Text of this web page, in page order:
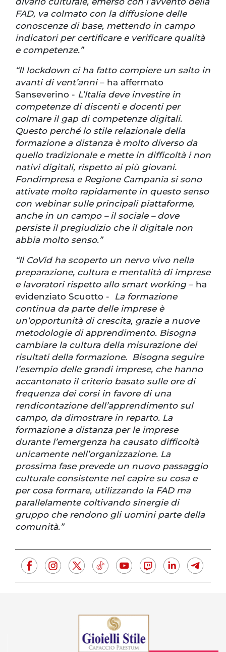
FAD, va colmato con la diffusione delle
conoscenze di base, mettendo in campo
indicatori per certificare e verificare qualità
e competenze.”
“Il lockdown ci ha fatto compiere un salto in
avanti di vent’anni– ha affermato
Sanseverino - L’Italia deve investire in
competenze di discenti e docenti per
colmare il gap di competenze digitali.
Questo perché lo stile relazionale della
formazione a distanza è molto diverso da
quello tradizionale e mette in difficoltà i non
nativi digitali, rispetto ai più giovani.
Fondimpresa e Regione Campania si sono
attivate molto rapidamente in questo senso
con webinar sulle principali piattaforme,
anche in un campo – il sociale – dove
persiste il pregiudizio che il digitale non
abbia molto senso.”
“Il CoVid ha scoperto un nervo vivo nella
preparazione, cultura e mentalità di imprese
e lavoratori rispetto allo smart working– ha
evidenziato Scuotto -
La formazione
continua da parte delle imprese è
un’opportunità di crescita, grazie a nuove
metodologie di apprendimento. Bisogna
cambiare la cultura della misurazione dei
risultati della formazione. Bisogna seguire
l’esempio delle grandi imprese, che hanno
accantonato il criterio basato sulle ore di
frequenza dei corsi in favore di una
rendicontazione dell’apprendimento sul
campo, da dimostrare in reparto. La
formazione a distanza per le imprese
durante l’emergenza ha causato difficoltà
unicamente nell’organizzazione. La
prossima fase prevede un nuovo passaggio
culturale consistente nel capire su cosa e
per cosa formare, utilizzando la FAD ma
parallelamente coltivando sinergie di
gruppo che rendono gli uomini parte della
comunità.”